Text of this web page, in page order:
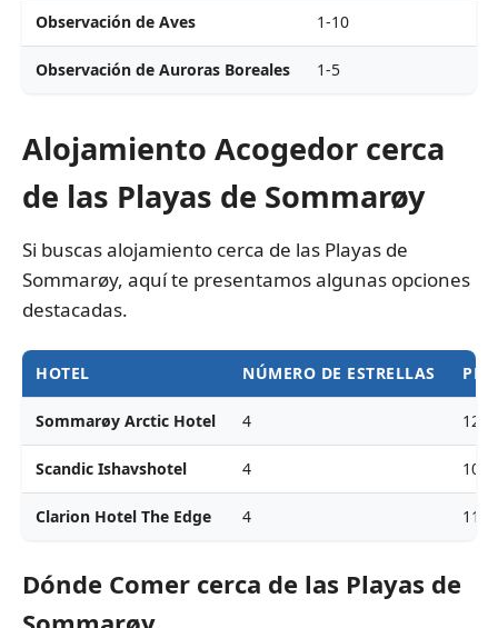
Observación de Aves 1-10
Observación de Auroras Boreales 1-5
Alojamiento Acogedor cerca
de las Playas de Sommarøy
Si buscas alojamiento cerca de las Playas de
Sommarøy, aquí te presentamos algunas opciones
destacadas.
HOTEL NÚMERO DE ESTRELLAS
Sommarøy Arctic Hotel 4
Scandic Ishavshotel 4
Clarion Hotel The Edge 4
Dónde Comer cerca de las Playas de